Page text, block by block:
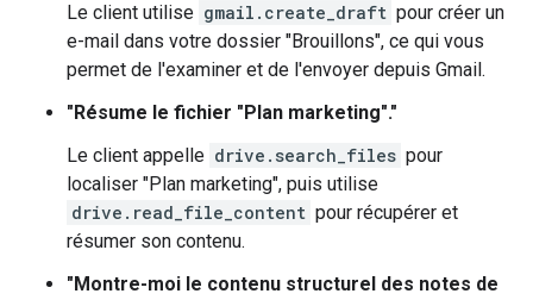
Le client utilise gmail.create_draft pour créer un
e-mail dans votre dossier "Brouillons", ce qui vous
permet de l'examiner et de l'envoyer depuis Gmail.
"Résume le fichier "Plan marketing"."
Le client appelle drive.search_files pour
localiser "Plan marketing", puis utilise
drive.read_file_content pour récupérer et
résumer son contenu.
"Montre-moi le contenu structurel des notes de